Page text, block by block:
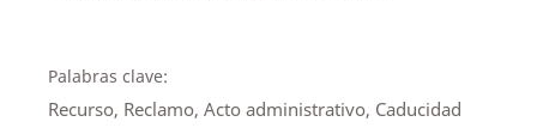
Palabras clave:
Recurso, Reclamo, Acto administrativo, Caducidad